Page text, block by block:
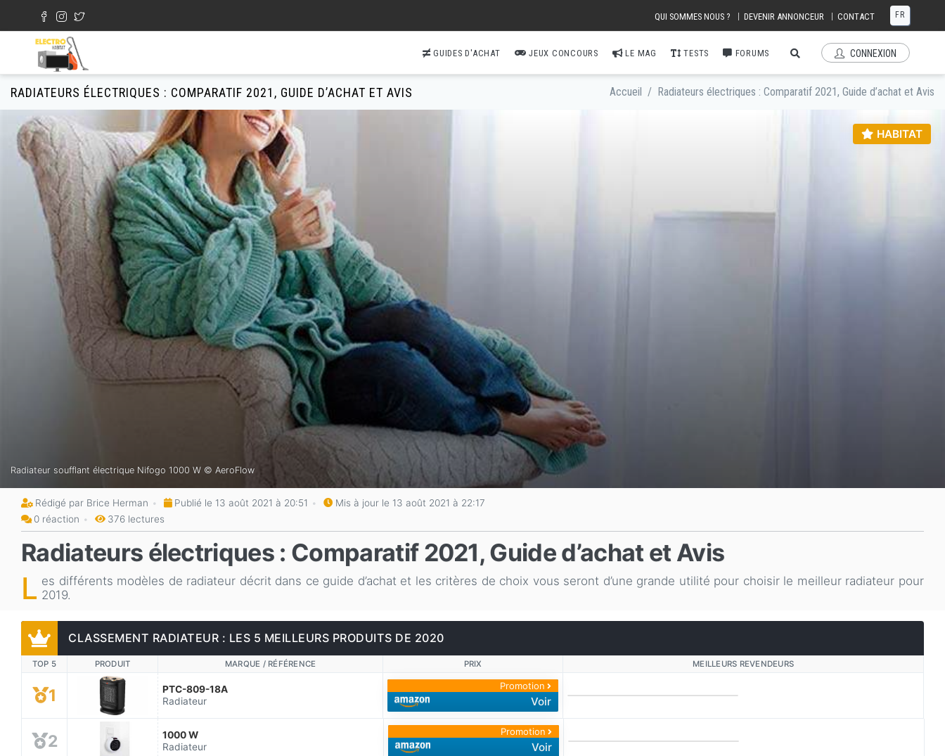
Aller au contenu principal
QUI SOMMES NOUS ? | DEVENIR ANNONCEUR | CONTACT FR
Formulaire de recherche GUIDES D'ACHAT JEUX CONCOURS LE MAG TESTS FORUMS CONNEXION
RADIATEURS ÉLECTRIQUES : COMPARATIF 2021, GUIDE D’ACHAT ET AVIS Accueil / Radiateurs électriques : Comparatif 2021, Guide d’achat et Avis
HABITAT
Radiateur soufflant électrique Nifogo 1000 W © AeroFlow
Rédigé par Brice Herman Publié le 13 août 2021 à 20:51
Mis à jour le 13 août 2021 à 22:17
0 réaction
376 lectures
Radiateurs électriques : Comparatif 2021, Guide d’achat et Avis
L es différents modèles de radiateur décrit dans ce guide d’achat et les critères de choix vous seront d’une grande utilité pour choisir le meilleur radiateur pour
2019.
CLASSEMENT RADIATEUR : LES 5 MEILLEURS PRODUITS DE 2020
TOP 5 PRODUIT MARQUE / RÉFÉRENCE PRIX MEILLEURS REVENDEURS
1
PTC-809-18A
Radiateur
Promotion
Voir
2
1000 W
Radiateur
Promotion
Voir